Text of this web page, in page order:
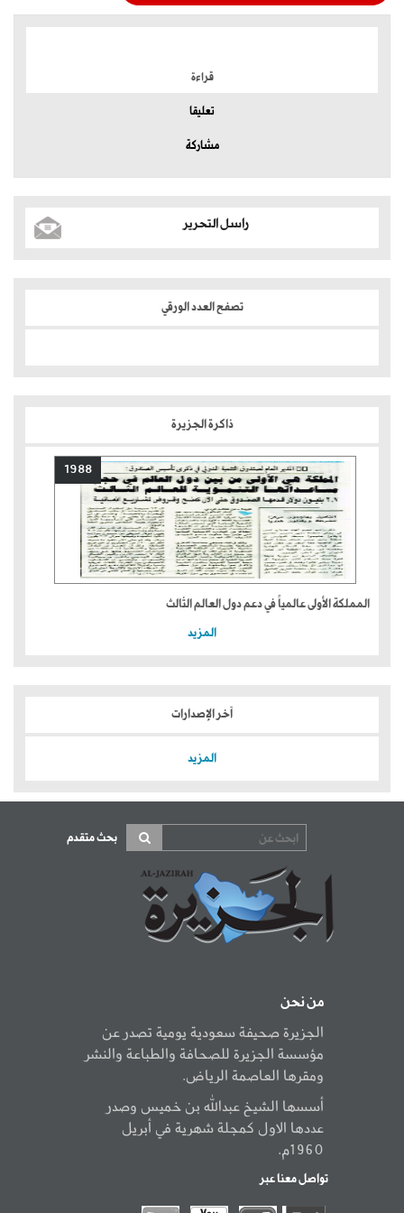
قراءة
تعليقا
مشاركة
راسل التحرير
تصفح العدد الورقي
ذاكرة الجزيرة
1988
المملكة الأولى عالمياً في دعم دول العالم الثالث
المزيد
آخر الإصدارات
المزيد
بحث متقدم
من نحن
الجزيرة صحيفة سعودية يومية تصدر عن
مؤسسة الجزيرة للصحافة والطباعة والنشر
ومقرها العاصمة الرياض.
أسسها الشيخ عبدالله بن خميس وصدر
عددها الاول كمجلة شهرية في أبريل
1960م.
تواصل معنا عبر